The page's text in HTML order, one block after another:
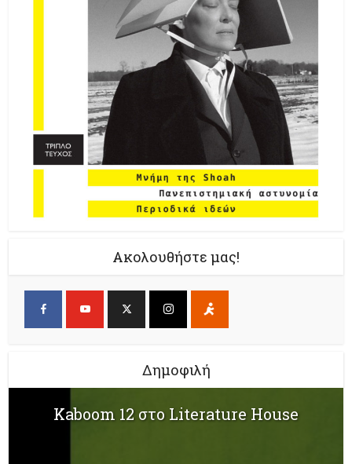
Ακολουθήστε μας!
Δημοφιλή
Kaboom 12 στο Literature House